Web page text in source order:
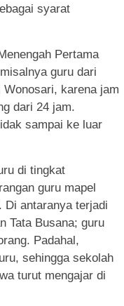
syarat
Pertama
guru dari
karena jam
dari 24 jam.
sampai ke luar
di tingkat
guru mapel
Di antaranya terjadi
Tata Busana; guru
Padahal,
sehingga sekolah
turut mengajar di